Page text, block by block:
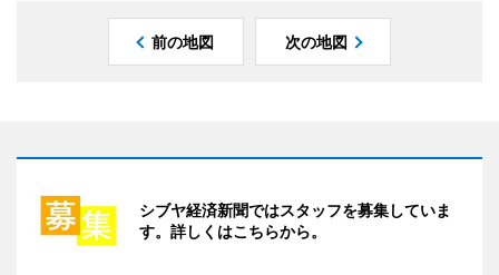
前の地図 次の地図
シブヤ経済新聞ではスタッフを募集していま
す。詳しくはこちらから。